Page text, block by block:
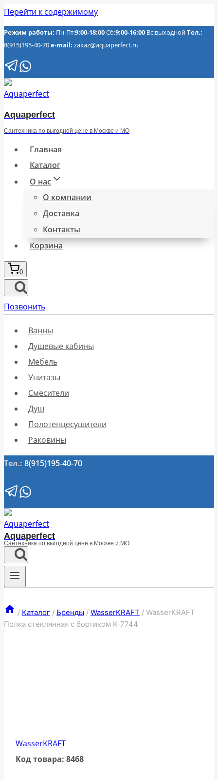
Перейти к содержимому
Режим работы: Пн-Пт:9:00-18:00Сб:9:00-16:00 Вс:выходнойТел.:
8(915)195-40-70e-mail: zakaz@aquaperfect.ru
Aquaperfect
Сантехника по выгодной цене в Москве и МО
Главная
Каталог
О нас
О компании
Доставка
Контакты
Корзина
0
Позвонить
Ванны
Душевые кабины
Мебель
Унитазы
Смесители
Душ
Полотенцесушители
Раковины
Тел.: 8(915)195-40-70
Aquaperfect
Сантехника по выгодной цене в Москве и МО
/ Каталог / Бренды / WasserKRAFT / WasserKRAFT
Полка стеклянная с бортиком K-7744
WasserKRAFT
Код товара: 8468